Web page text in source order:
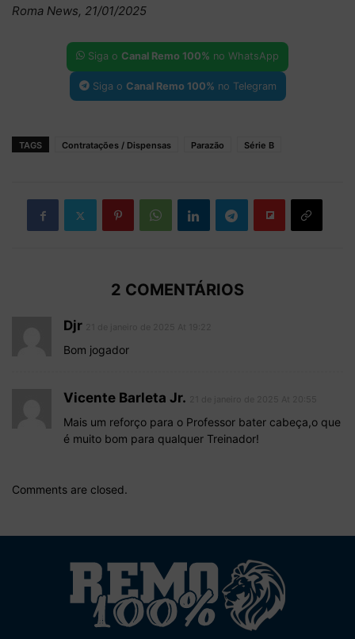
Roma News, 21/01/2025
Siga o Canal Remo 100% no WhatsApp
Siga o Canal Remo 100% no Telegram
TAGS Contratações / Dispensas Parazão Série B
2 COMENTÁRIOS
Djr
Bom jogador
Vicente Barleta Jr.
Mais um reforço para o Professor bater cabeça,o que
é muito bom para qualquer Treinador!
Comments are closed.